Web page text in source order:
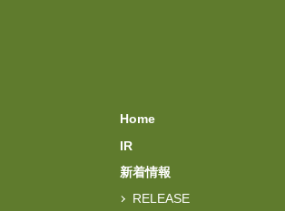
Home
IR
新着情報
RELEASE